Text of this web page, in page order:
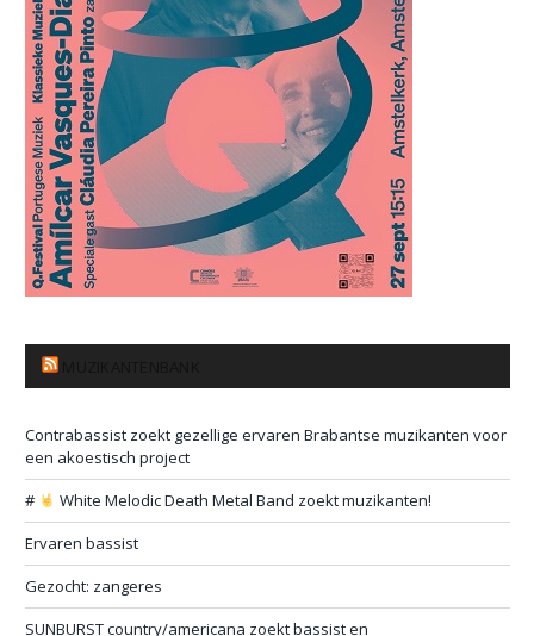
Contrabassist zoekt gezellige ervaren Brabantse muzikanten voor
een akoestisch project
#
White Melodic Death Metal Band zoekt muzikanten!
Ervaren bassist
Gezocht: zangeres
SUNBURST country/americana zoekt bassist en